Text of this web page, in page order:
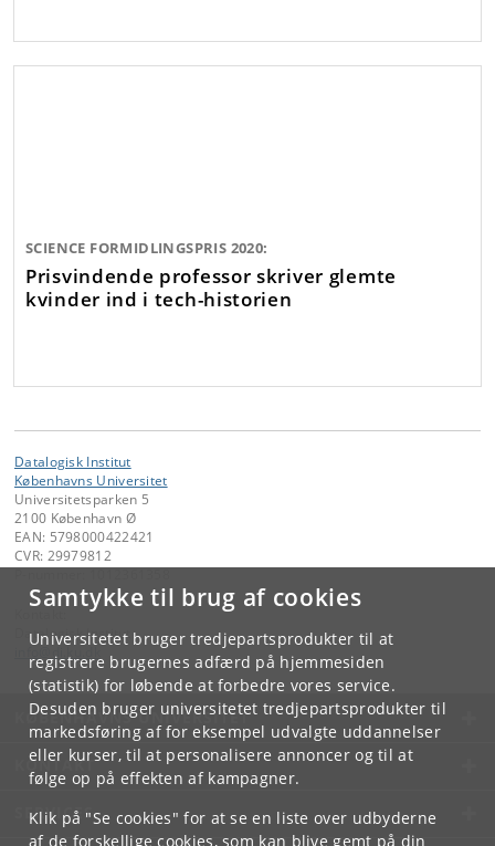
Samtykke til brug af cookies
Universitetet bruger tredjepartsprodukter til at
registrere brugernes adfærd på hjemmesiden
(statistik) for løbende at forbedre vores service.
Desuden bruger universitetet tredjepartsprodukter til
markedsføring af for eksempel udvalgte uddannelser
eller kurser, til at personalisere annoncer og til at
følge op på effekten af kampagner.
Klik på "Se cookies" for at se en liste over udbyderne
af de forskellige cookies, som kan blive gemt på din
SCIENCE FORMIDLINGSPRIS 2020:
Prisvindende professor skriver glemte
kvinder ind i tech-historien
Datalogisk Institut
Københavns Universitet
Universitetsparken 5
2100 København Ø
EAN: 5798000422421
CVR: 29979812
Datalogisk Institut
KØBENHAVNS UNIVERSITET
KONTAKT
SERVICES